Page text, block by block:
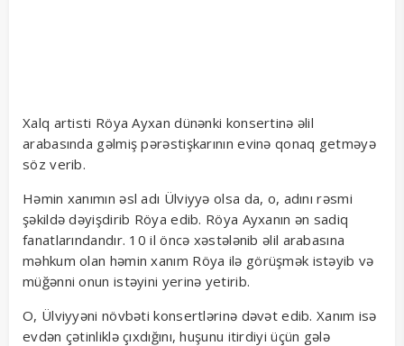
Xalq artisti Röya Ayxan dünənki konsertinə əlil
arabasında gəlmiş pərəstişkarının evinə qonaq getməyə
söz verib.
Həmin xanımın əsl adı Ülviyyə olsa da, o, adını rəsmi
şəkildə dəyişdirib Röya edib. Röya Ayxanın ən sadiq
fanatlarındandır. 10 il öncə xəstələnib əlil arabasına
məhkum olan həmin xanım Röya ilə görüşmək istəyib və
müğənni onun istəyini yerinə yetirib.
O, Ülviyyəni növbəti konsertlərinə dəvət edib. Xanım isə
evdən çətinliklə çıxdığını, huşunu itirdiyi üçün gələ